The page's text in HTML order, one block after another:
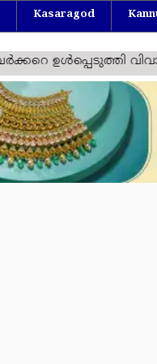
Kasaragod